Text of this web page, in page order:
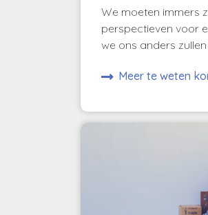
We moeten immers
perspectieven voor
we ons anders
Meer te weten